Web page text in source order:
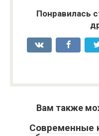
Понравилась
Вам также
Современные